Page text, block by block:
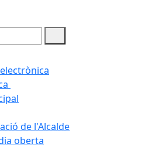
de l'Alcalde
oberta